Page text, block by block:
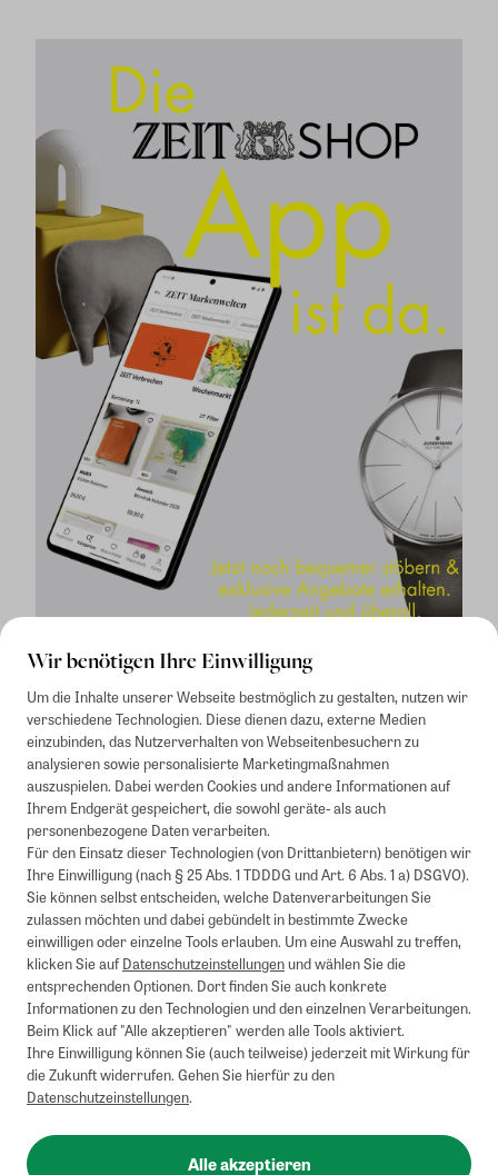
Wir benötigen Ihre Einwilligung
Um die Inhalte unserer Webseite bestmöglich zu gestalten, nutzen wir
verschiedene Technologien. Diese dienen dazu, externe Medien
einzubinden, das Nutzerverhalten von Webseitenbesuchern zu
analysieren sowie personalisierte Marketingmaßnahmen
auszuspielen. Dabei werden Cookies und andere Informationen auf
Ihrem Endgerät gespeichert, die sowohl geräte- als auch
personenbezogene Daten verarbeiten.
Für den Einsatz dieser Technologien (von Drittanbietern) benötigen wir
Ihre Einwilligung (nach § 25 Abs. 1 TDDDG und Art. 6 Abs. 1 a) DSGVO).
Sie können selbst entscheiden, welche Datenverarbeitungen Sie
zulassen möchten und dabei gebündelt in bestimmte Zwecke
einwilligen oder einzelne Tools erlauben. Um eine Auswahl zu treffen,
klicken Sie aufDatenschutzeinstellungenund wählen Sie die
entsprechenden Optionen. Dort finden Sie auch konkrete
Informationen zu den Technologien und den einzelnen Verarbeitungen.
Beim Klick auf "Alle akzeptieren" werden alle Tools aktiviert.
Ihre Einwilligung können Sie (auch teilweise) jederzeit mit Wirkung für
die Zukunft widerrufen. Gehen Sie hierfür zu den
Datenschutzeinstellungen.
Alle akzeptieren
Mindestbestellwert von 50€. Nicht anwendbar auf Produkte, die der
Buchpreisbindung unterliegen, ZEIT-Akademie, e-Books. Keine
Barauszahlung möglich. Nicht mit weiteren Gutscheinen/Rabatten
kombinierbar.
Briefsendungen sind vom kostenlosen Rückversand ausgeschlossen.
Weitere Informationen zu Rücksendungen finden Sie hier.
Alle Preise inkl. gesetzl. MwSt. zzgl. Versandkosten
AGB
Instagram Pinterest